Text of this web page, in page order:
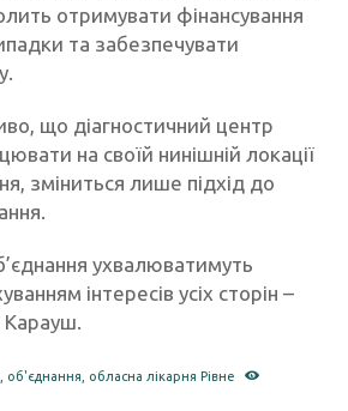
отримувати фінансування
та забезпечувати
що діагностичний центр
на своїй нинішній локації
зміниться лише підхід до
ухвалюватимуть
інтересів усіх сторін –
Карауш.
об'єднання
обласна лікарня Рівне